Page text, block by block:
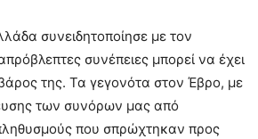
συνειδητοποίησε με τον
συνέπειες μπορεί να έχει
βάρος της. Τα γεγονότα στον Έβρο, με
των συνόρων μας από
που σπρώχτηκαν προς